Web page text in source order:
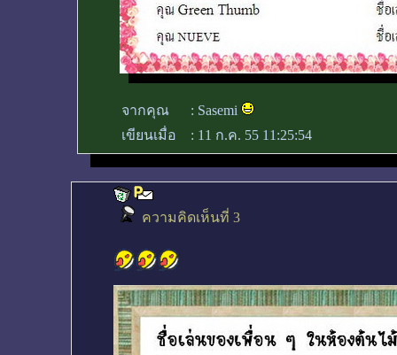
จากคุณ : Sasemi
เขียนเมื่อ
: 11 ก.ค. 55 11:25:54
ความคิดเห็นที่ 3